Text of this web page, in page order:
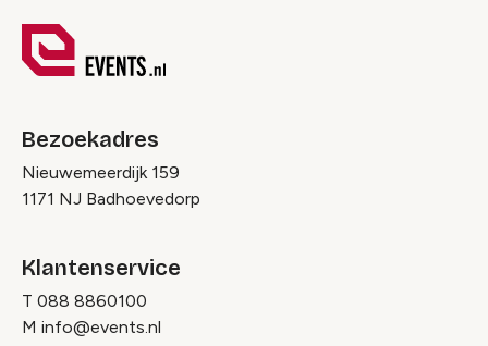
Bezoekadres
Nieuwemeerdijk 159
1171 NJ Badhoevedorp
Klantenservice
T 088 8860100
M info@events.nl